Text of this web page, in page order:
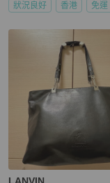
狀況良好 香港 免運